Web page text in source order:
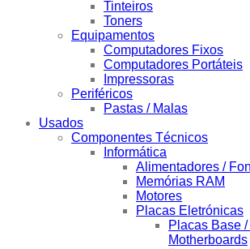
Tinteiros
Toners
Equipamentos
Computadores Fixos
Computadores Portáteis
Impressoras
Periféricos
Pastas / Malas
Usados
Componentes Técnicos
Informática
Alimentadores /
Memórias RAM
Motores
Placas Eletrónicas
Placas Base
Motherboards